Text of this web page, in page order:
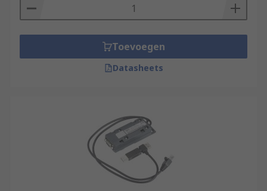
Toevoegen
Datasheets